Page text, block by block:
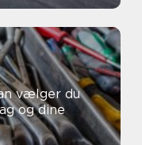
og dine